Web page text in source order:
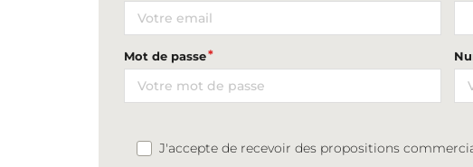
Mot de passe
J'accepte de recevoir des propositions